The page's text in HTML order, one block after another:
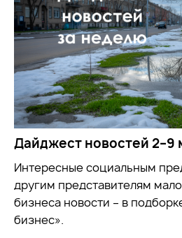
Дайджест новостей 2–9
Интересные социальным
другим представителям
бизнеса новости – в
бизнес».